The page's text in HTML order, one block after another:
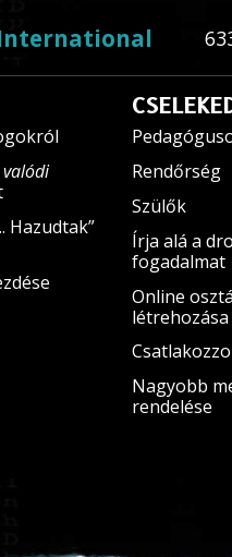
Hazudtak”
Rendőrség
Szülők
Írja alá a
fogadalmat
Online
létrehozása
Nagyobb
rendelése